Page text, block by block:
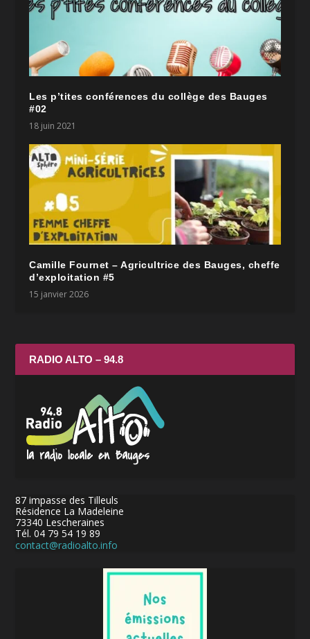
Les p’tites conférences du collège des Bauges
#02
18 juin 2021
Camille Fournet – Agricultrice des Bauges, cheffe
d’exploitation #5
15 janvier 2026
RADIO ALTO – 94.8
87 impasse des Tilleuls
Résidence La Madeleine
73340 Lescheraines
Tél. 04 79 54 19 89
contact@radioalto.info